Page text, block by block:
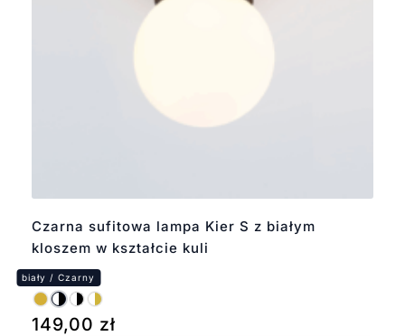
Czarna sufitowa lampa Kier S z białym
kloszem w kształcie kuli
149,00 zł